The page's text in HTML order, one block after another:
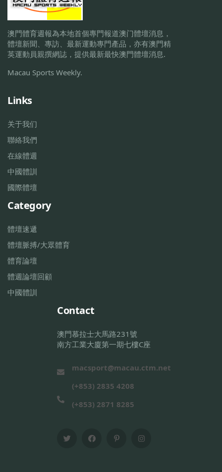
澳門體育週報為本地首個專門報道澳门體壇消息，
體壇新聞、專訪、最新運動專門產品，亦有澳門精
英運動員親撰網誌，提供最新最快澳門體壇消息.
Macau Sports Weekly.
Links
关于我们
聯絡我們
在線體週
中國體訓
國際體壇
Category
體壇速遞
體壇脈搏/大眾體育
體育論壇
體週論壇回顧
中國體訓
Contact
澳門慕拉士大馬路231號
南方工業大廈第一期七樓C座
macsport@macau.ctm.net
(+853) 2835 4208
(+853) 2871 8285